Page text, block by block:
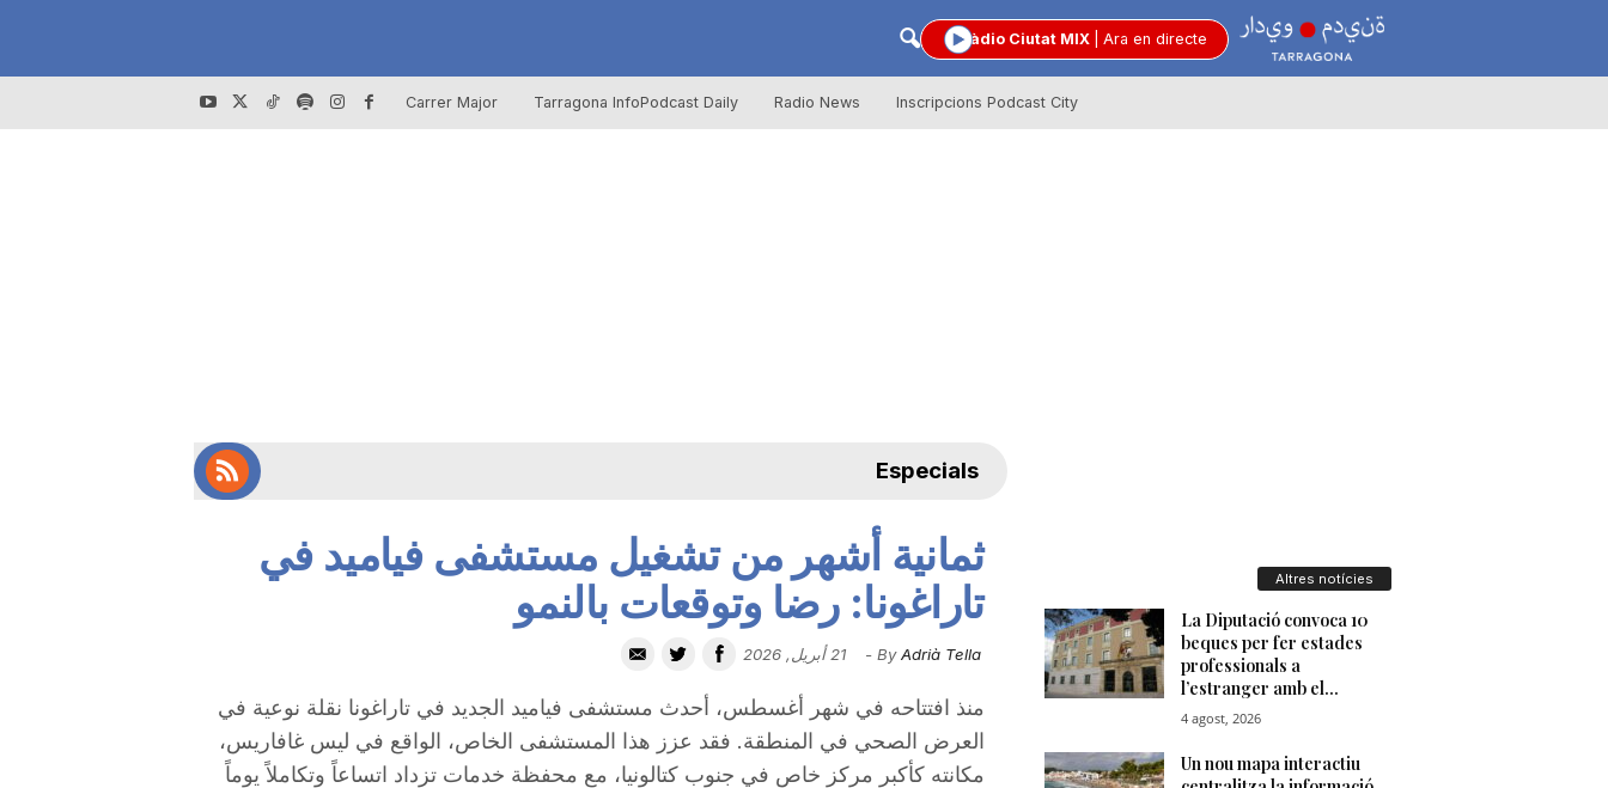
R
t
a
Ara en directe
Ràdio Ciutat MIX
Carrer Major Tarragona InfoPodcast Daily Radio News Inscripcions Podcast City
Especials
ثمانية أشهر من تشغيل مستشفى فياميد في
تاراغونا: رضا وتوقعات بالنمو
By Adrià Tella
- 21 أبريل, 2026
منذ افتتاحه في شهر أغسطس، أحدث مستشفى فياميد الجديد في تاراغونا نقلة نوعية في
العرض الصحي في المنطقة. فقد عزز هذا المستشفى الخاص، الواقع في ليس غافاريس،
مكانته كأكبر مركز خاص في جنوب كتالونيا، مع محفظة خدمات تزداد اتساعاً وتكاملاً يوماً
Altres notícies